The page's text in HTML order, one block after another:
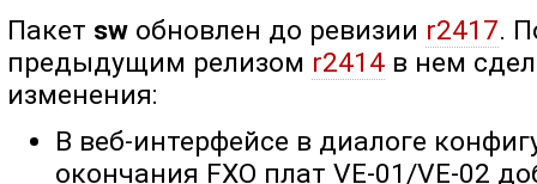
Пакет sw обновлен до ревизии r2417.
предыдущим релизом r2414 в нем
изменения:
В веб-интерфейсе в диалоге
окончания FXO плат VE-01/VE-02